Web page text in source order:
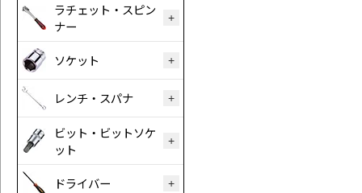
ラチェット・スピン
ナー
ソケット
レンチ・スパナ
ビット・ビットソケ
ット
ドライバー